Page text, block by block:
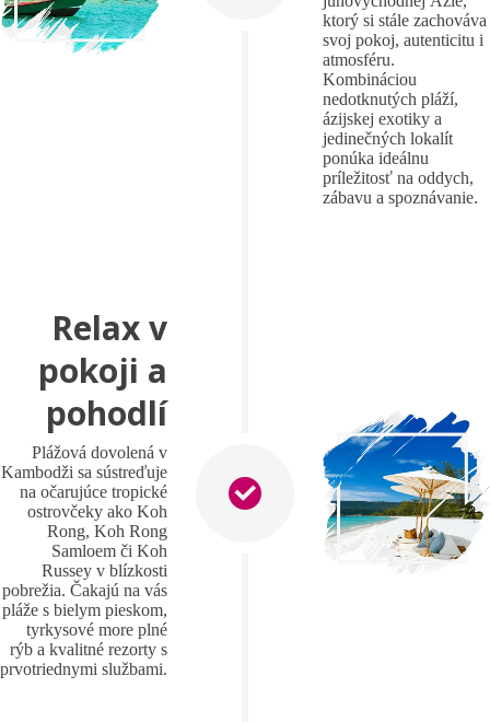
ktorý si stále zachováva
svoj pokoj, autenticitu i
atmosféru.
Kombináciou
nedotknutých pláží,
ázijskej exotiky a
jedinečných lokalít
ponúka ideálnu
príležitosť na oddych,
zábavu a spoznávanie.
Relax v
pokoji a
pohodlí
Plážová dovolená v
Kambodži sa sústreďuje
na očarujúce tropické
ostrovčeky ako Koh
Rong, Koh Rong
Samloem či Koh
Russey v blízkosti
pobrežia. Čakajú na vás
pláže s bielym pieskom,
tyrkysové more plné
rýb a kvalitné rezorty s
prvotriednymi službami.